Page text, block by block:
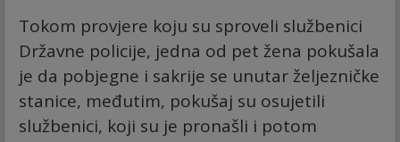
Tokom provjere koju su sproveli službenici
Državne policije, jedna od pet žena pokušala
je da pobjegne i sakrije se unutar željezničke
stanice, međutim, pokušaj su osujetili
službenici, koji su je pronašli i potom